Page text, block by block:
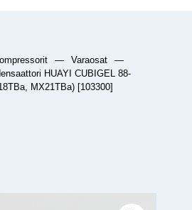
— Varaosat
—
HUAYI CUBIGEL 88-
MX21TBa) [103300]